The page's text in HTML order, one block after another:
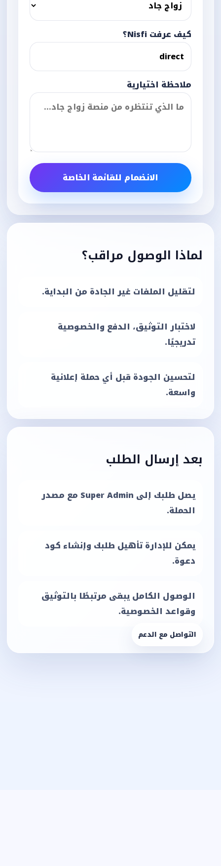
كيف عرفت Nisfi؟
ملاحظة اختيارية
الانضمام للقائمة الخاصة
لماذا الوصول مراقب؟
لتقليل الملفات غير الجادة من البداية.
لاختبار التوثيق، الدفع والخصوصية
تدريجيًا.
لتحسين الجودة قبل أي حملة إعلانية
واسعة.
بعد إرسال الطلب
يصل طلبك إلى Super Admin مع مصدر
الحملة.
يمكن للإدارة تأهيل طلبك وإنشاء كود
دعوة.
الوصول الكامل يبقى مرتبطًا بالتوثيق
وقواعد الخصوصية.
التواصل مع الدعم